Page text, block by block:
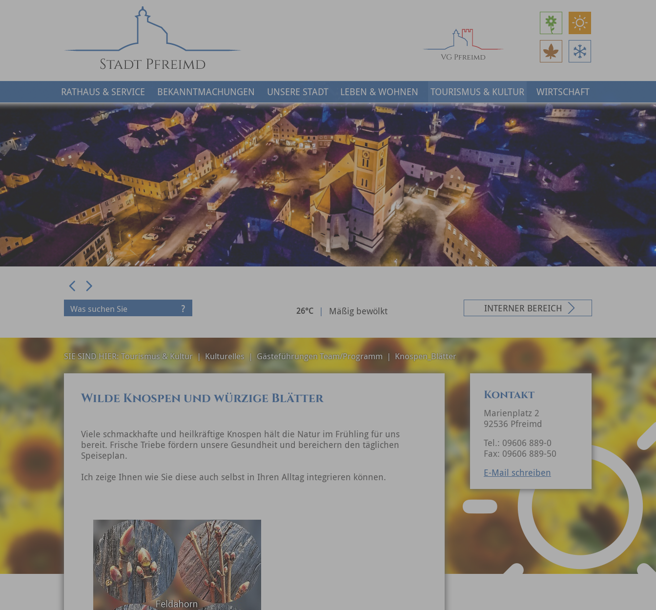
RATHAUS & SERVICE BEKANNTMACHUNGEN UNSERE STADT LEBEN & WOHNEN TOURISMUS & KULTUR WIRTSCHAFT
Prev
26°C | Mäßig bewölkt INTERNER BEREICH
SIE SIND HIER:Tourismus & Kultur|Kulturelles | Gästeführungen Team/Programm | Knospen_Blätter
Wilde Knospen und würzige Blätter
Viele schmackhafte und heilkräftige Knospen hält die Natur im Frühling für uns
bereit. Frische Triebe fördern unsere Gesundheit und bereichern den täglichen
Speiseplan.
Ich zeige Ihnen wie Sie diese auch selbst in Ihren Alltag integrieren können.
Kontakt
Marienplatz 2
92536 Pfreimd
Tel.: 09606 889-0
Fax: 09606 889-50
E-Mail schreiben